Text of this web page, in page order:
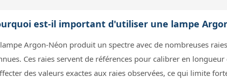
est-il important d'utiliser une lampe
Argon-Néon produit un spectre avec de nombreuses
Ces raies servent de références pour calibrer en
des valeurs exactes aux raies observées, ce qui limite